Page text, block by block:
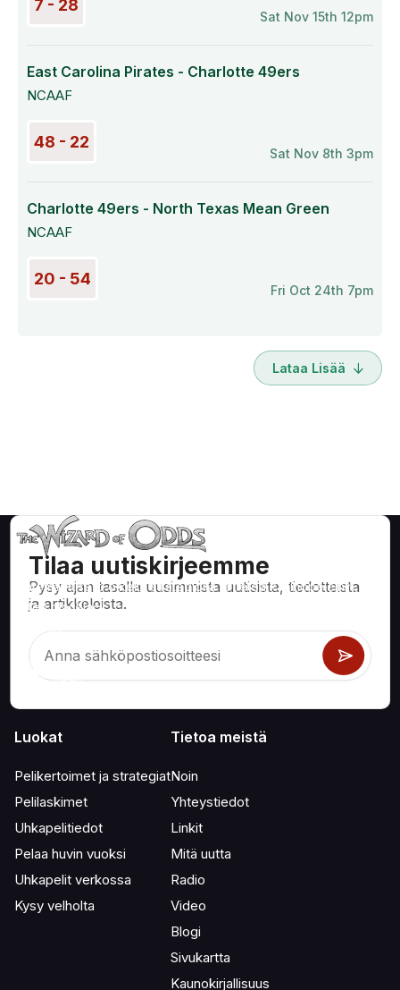
7 - 28
Sat Nov 15th 12pm
East Carolina Pirates - Charlotte 49ers
NCAAF
48 - 22
Sat Nov 8th 3pm
Charlotte 49ers - North Texas Mean Green
NCAAF
20 - 54
Fri Oct 24th 7pm
Lataa Lisää
Tilaa uutiskirjeemme
Pysy ajan tasalla uusimmista uutisista, tiedotteista
ja artikkeleista.
Matemaattisesti oikeita strategioita ja tietoa kasinopeleihin,
kuten blackjack, craps, ruletti ja satoihin muihin pelattaviin
peleihin.
Luokat
Pelikertoimet ja strategiat
Pelilaskimet
Uhkapelitiedot
Pelaa huvin vuoksi
Uhkapelit verkossa
Kysy velholta
Tietoa meistä
Noin
Yhteystiedot
Linkit
Mitä uutta
Radio
Video
Blogi
Sivukartta
Kaunokirjallisuus